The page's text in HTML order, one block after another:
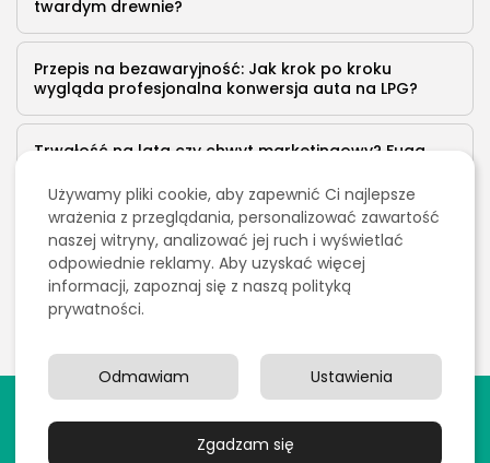
twardym drewnie?
Przepis na bezawaryjność: Jak krok po kroku
wygląda profesjonalna konwersja auta na LPG?
Trwałość na lata czy chwyt marketingowy? Fuga
Pozwolenie na budowę domu – jakie dokumenty są
potrzebne i jak długo trwa procedura?
w serwisie są chronione prawem autorskim.
Polityka prywatności Blog
Używamy pliki cookie, aby zapewnić Ci najlepsze
wrażenia z przeglądania, personalizować zawartość
naszej witryny, analizować jej ruch i wyświetlać
odpowiednie reklamy. Aby uzyskać więcej
informacji, zapoznaj się z naszą polityką
prywatności.
Zgadzam się
Ustawienia
Odmawiam